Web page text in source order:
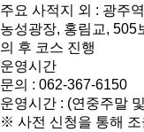
주요 사적지 외 : 광주
농성광장, 홍림교, 505
의 후 코스 진행
운영시간
문의 : 062-367-6150
운영시간 : (연중주말
※ 사전 신청을 통해 조